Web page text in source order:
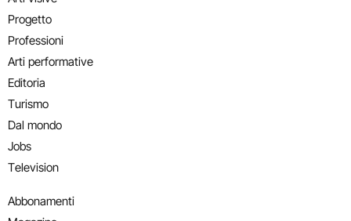
Progetto
Professioni
Arti performative
Editoria
Turismo
Dal mondo
Jobs
Television
Abbonamenti